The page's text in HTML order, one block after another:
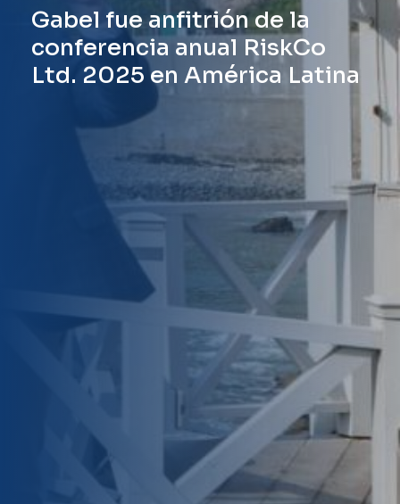
Gabel fue anfitrión de la
conferencia anual RiskCo
Ltd. 2025 en América Latina